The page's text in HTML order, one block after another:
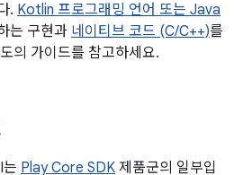
. Kotlin 프로그래밍 언어 또는 Java
는 구현과 네이티브 코드 (C/C++)를
의 가이드를 참고하세요.
Play Core SDK 제품군의 일부입